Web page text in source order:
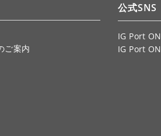
ご案内
公式SNS
IG Port
IG Port